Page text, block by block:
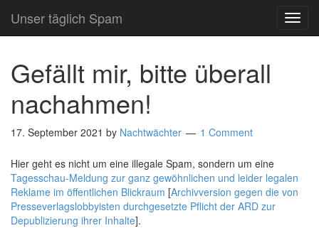
Unser täglich Spam
Gefällt mir, bitte überall
nachahmen!
17. September 2021 by Nachtwächter 1 Comment
Hier geht es nicht um eine illegale Spam, sondern um eine
Tagesschau-Meldung zur ganz gewöhnlichen und leider legalen
Reklame im öffentlichen Blickraum [Archivversion gegen die von
Presseverlagslobbyisten durchgesetzte Pflicht der ARD zur
Depublizierung ihrer Inhalte].